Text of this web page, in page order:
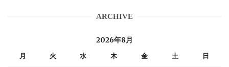
ARCHIVE
2026年8月
月 火 水 木 金 土 日